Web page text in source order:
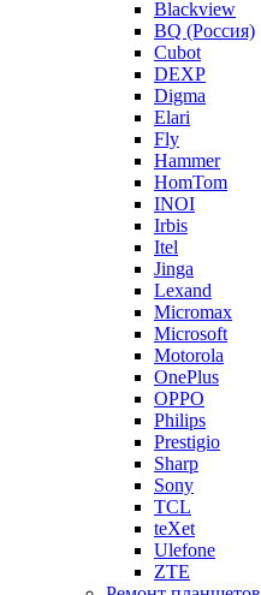
Blackview
BQ (Россия)
Cubot
DEXP
Digma
Elari
Fly
Hammer
HomTom
INOI
Irbis
Itel
Jinga
Lexand
Micromax
Microsoft
Motorola
OnePlus
OPPO
Philips
Prestigio
Sharp
Sony
TCL
teXet
Ulefone
ZTE